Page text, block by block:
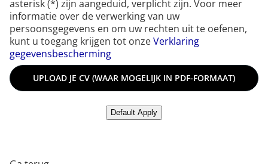
asterisk (*) zijn aangeduid, verplicht zijn. Voor meer
informatie over de verwerking van uw
persoonsgegevens en om uw rechten uit te oefenen,
kunt u toegang krijgen tot onzeVerklaring
gegevensbescherming
UPLOAD JE CV (WAAR MOGELIJK IN PDF-FORMAAT)
Upload je CV (waar mogelijk in PDF-formaat)
Default Apply
Upload jouw cv vanuit LinkedIn